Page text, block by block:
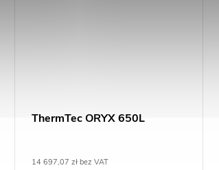
ThermTec ORYX 650L
14 697,07 zł bez VAT